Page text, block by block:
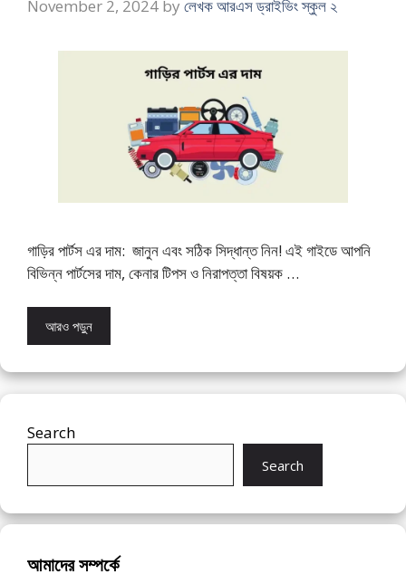
November 2, 2024 by লেখক আরএস ড্রাইভিং স্কুল ২
গাড়ির পার্টস এর দাম: জানুন এবং সঠিক সিদ্ধান্ত নিন! এই গাইডে আপনি
বিভিন্ন পার্টসের দাম, কেনার টিপস ও নিরাপত্তা বিষয়ক …
আরও পড়ুন
Search
Search
আমাদের সম্পর্কে